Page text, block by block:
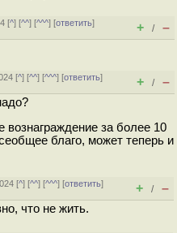
[^] [^^] [^^^] [ответить]
+ / –
[^] [^^] [^^^] [ответить]
+ / –
за более 10
благо, может теперь и
[^] [^^] [^^^] [ответить]
+ / –
что не жить.